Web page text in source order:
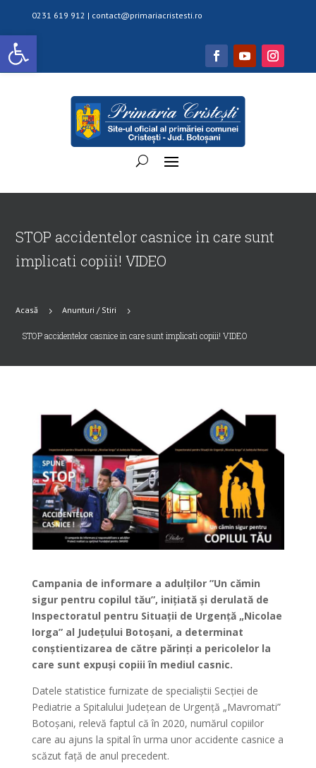
Deschide bara de unelte
0231 619 912 | contact@primariacristesti.ro
STOP accidentelor casnice in care sunt
implicati copiii! VIDEO
Acasă 5 Anunturi / Stiri 5
STOP accidentelor casnice in care sunt implicati copiii! VIDEO
Campania de informare a adulților ”Un cămin
sigur pentru copilul tău”, inițiată și derulată de
Inspectoratul pentru Situații de Urgență „Nicolae
Iorga” al Județului Botoșani, a determinat
conștientizarea de către părinți a pericolelor la
care sunt expuși copiii în mediul casnic.
Datele statistice furnizate de specialiștii Secției de
Pediatrie a Spitalului Județean de Urgență „Mavromati”
Botoșani, relevă faptul că în 2020, numărul copiilor
care au ajuns la spital în urma unor accidente casnice a
scăzut față de anul precedent.